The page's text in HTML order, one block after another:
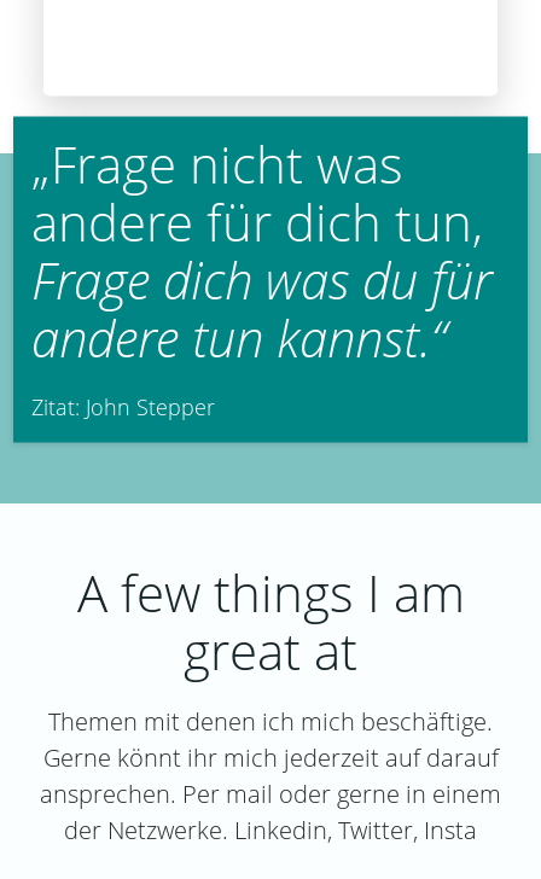
„Frage nicht was
andere für dich tun,
Frage dich was du für
andere tun kannst.“
Zitat: John Stepper
A few things I am
great at
Themen mit denen ich mich beschäftige.
Gerne könnt ihr mich jederzeit auf darauf
ansprechen. Per mail oder gerne in einem
der Netzwerke. Linkedin, Twitter, Insta